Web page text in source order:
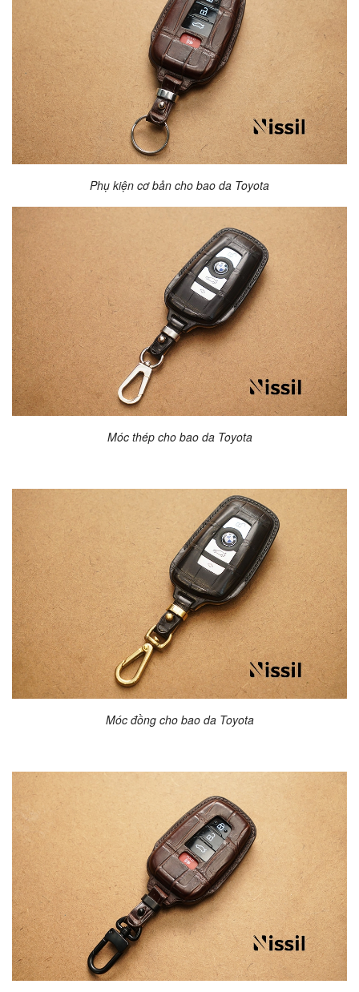
Phụ kiện cơ bản cho bao da Toyota
Móc thép cho bao da Toyota
Móc đồng cho bao da Toyota